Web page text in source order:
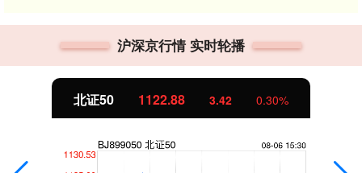
沪深京行情 实时轮播
北证50 1122.88 3.42 0.30%